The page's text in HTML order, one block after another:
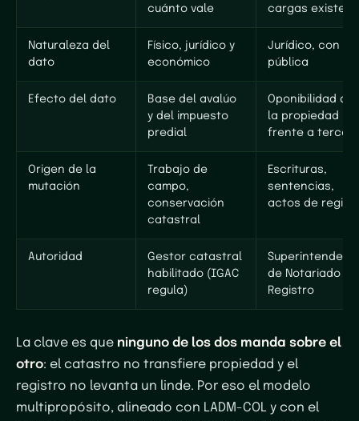
cuánto vale
cargas existen
Naturaleza del
dato
Físico, jurídico y
económico
Jurídico, con fe
pública
Efecto del dato
Base del avalúo
y del impuesto
predial
Oponibilidad de
la propiedad
frente a
Origen de la
mutación
Trabajo de
campo,
conservación
catastral
Escrituras,
sentencias,
actos de
Autoridad
Gestor catastral
habilitado (IGAC
regula)
de Notariado y
Registro
La clave es que ninguno de los dos manda sobre el
otro: el catastro no transfiere propiedad y el
registro no levanta un linde. Por eso el modelo
multipropósito, alineado con LADM-COL y con el